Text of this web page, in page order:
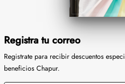
Registra tu correo
Registrate para recibir descuentos
beneficios Chapur.